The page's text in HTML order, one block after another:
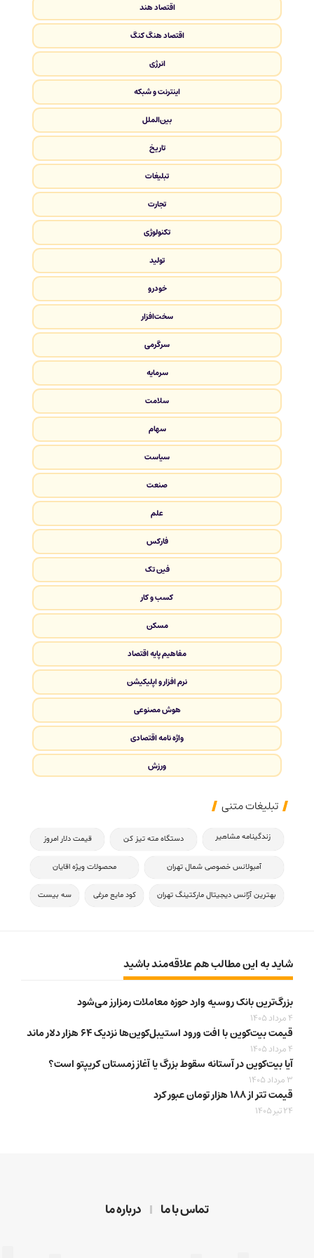
اقتصاد هند
اقتصاد هنگ کنگ
انرژی
اینترنت و شبکه
بین‌الملل
تاریخ
تبلیغات
تجارت
تکنولوژی
تولید
خودرو
سخت‌افزار
سرگرمی
سرمایه
سلامت
سهام
سیاست
صنعت
علم
فارکس
فین تک
کسب و کار
مسکن
مفاهیم پایه اقتصاد
نرم افزار و اپلیکیشن
هوش مصنوعی
واژه نامه اقتصادی
ورزش
تبلیغات متنی
زندگینامه مشاهیر دستگاه مته تیز کن قیمت دلار امروز
آمبولانس خصوصی شمال تهران محصولات ویژه اقایان
بهترین آژانس دیجیتال مارکتینگ تهران کود مایع مرغی سه بیست
شاید به این مطالب هم علاقه‌مند باشید
بزرگ‌ترین بانک روسیه وارد حوزه معاملات رمزارز می‌شود
4 مرداد 1405
قیمت بیت‌کوین با افت ورود استیبل‌کوین‌ها نزدیک ۶۴ هزار دلار ماند
4 مرداد 1405
آیا بیت‌کوین در آستانه سقوط بزرگ یا آغاز زمستان کریپتو است؟
3 مرداد 1405
قیمت تتر از ۱۸۸ هزار تومان عبور کرد
24 تیر 1405
تماس با ما درباره ما